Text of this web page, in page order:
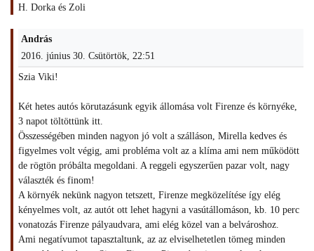
H. Dorka és Zoli
András
2016. június 30. Csütörtök, 22:51
Szia Viki!
Két hetes autós körutazásunk egyik állomása volt Firenze és környéke,
3 napot töltöttünk itt.
Összességében minden nagyon jó volt a szálláson, Mirella kedves és
figyelmes volt végig, ami probléma volt az a klíma ami nem működött
de rögtön próbálta megoldani. A reggeli egyszerűen pazar volt, nagy
választék és finom!
A környék nekünk nagyon tetszett, Firenze megközelítése így elég
kényelmes volt, az autót ott lehet hagyni a vasútállomáson, kb. 10 perc
vonatozás Firenze pályaudvara, ami elég közel van a belvároshoz.
Ami negatívumot tapasztaltunk, az az elviselhetetlen tömeg minden